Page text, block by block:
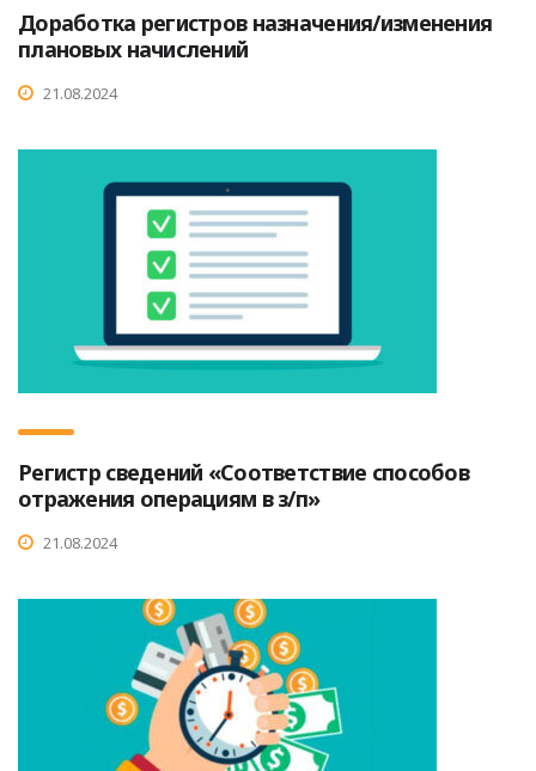
Доработка регистров назначения/изменения
плановых начислений
21.08.2024
Регистр сведений «Соответствие способов
отражения операциям в з/п»
21.08.2024